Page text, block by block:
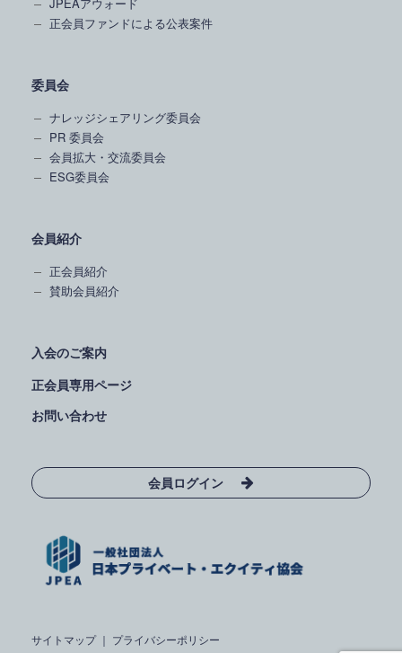
正会員ファンドによる公表案件
委員会
ナレッジシェアリング委員会
PR 委員会
会員拡大・交流委員会
ESG委員会
会員紹介
正会員紹介
賛助会員紹介
入会のご案内
正会員専用ページ
お問い合わせ
会員ログイン
サイトマップ｜ プライバシーポリシー